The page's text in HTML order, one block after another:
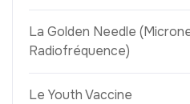
La Golden Needle
Radiofréquence)
Le Youth Vaccine